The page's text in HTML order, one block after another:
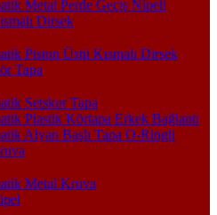
Metal Perde Geçiş Nipeli
Dirsek
Piston Üstü Kısmalı Dirsek
Tapa
Setskur Tapa
Plastik Körtapa Erkek Bağlantı
Alyan Başlı Tapa O-Ringli
Metal Kruva